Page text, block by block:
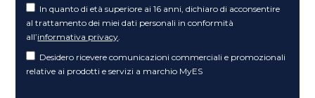
In quanto di età superiore ai 16 anni, dichiaro di acconsentire
al trattamento dei miei dati personali in conformità
all’informativa privacy
Desidero ricevere comunicazioni commerciali e promozionali
relative ai prodotti e servizi a marchio MyES